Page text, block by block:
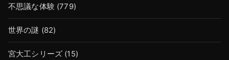
不思議な体験 (779)
世界の謎 (82)
宮大工シリーズ (15)